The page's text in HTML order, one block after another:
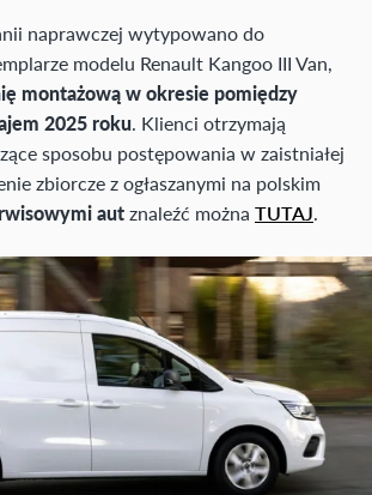
naprawczej wytypowano do
modelu Renault Kangoo III Van,
montażową w okresie pomiędzy
2025 roku. Klienci otrzymają
sposobu postępowania w zaistniałej
zbiorcze z ogłaszanymi na polskim
autznaleźć można TUTAJ.